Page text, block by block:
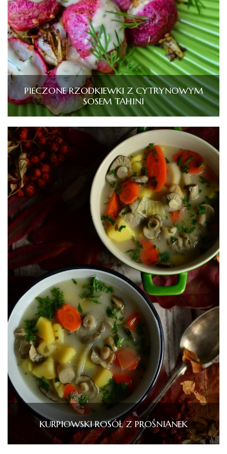
PIECZONE RZODKIEWKI Z CYTRYNOWYM
SOSEM TAHINI
KURPIOWSKI ROSÓŁ Z PROŚNIANEK